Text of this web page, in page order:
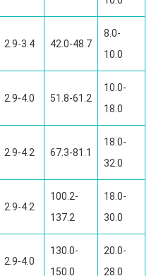
2.9-3.4 42.0-48.7
8.0-
10.0
2.9-4.0 51.8-61.2
10.0-
18.0
2.9-4.2 67.3-81.1
18.0-
32.0
2.9-4.2
100.2-
137.2
18.0-
30.0
2.9-4.0
130.0-
150.0
20.0-
28.0